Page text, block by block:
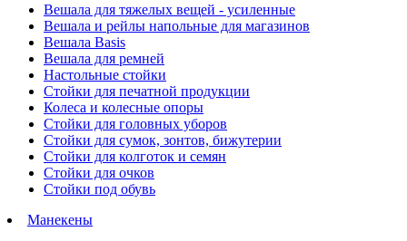
Вешала для тяжелых вещей - усиленные
Вешала и рейлы напольные для магазинов
Вешала Basis
Вешала для ремней
Настольные стойки
Стойки для печатной продукции
Колеса и колесные опоры
Стойки для головных уборов
Стойки для сумок, зонтов, бижутерии
Стойки для колготок и семян
Стойки для очков
Стойки под обувь
Манекены